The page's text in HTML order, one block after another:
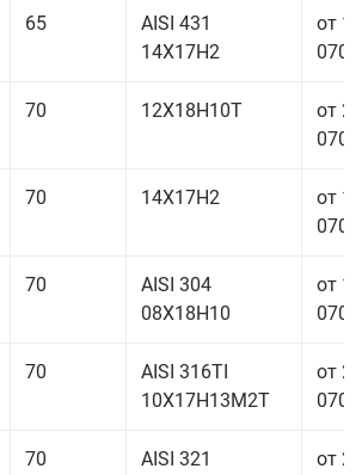
65
AISI 431
14Х17Н2
от
70 12Х18Н10Т
от
70 14Х17Н2
от
70
AISI 304
08Х18Н10
от
70
AISI 316TI
10Х17Н13М2Т
от
70
AISI 321
от